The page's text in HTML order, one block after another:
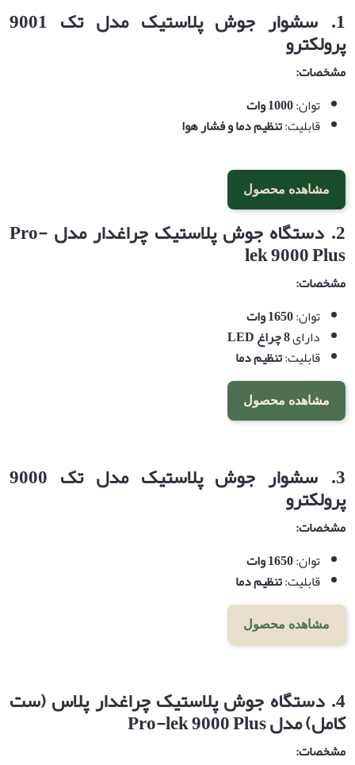
1. سشوار جوش پلاستیک مدل تک 9001
پرولکترو
مشخصات:
توان:1000وات
قابلیت:تنظیم دما و فشار هوا
مشاهده محصول
2. دستگاه جوش پلاستیک چراغدار مدلPro-
lek 9000 Plus
مشخصات:
توان:1650وات
دارای8چراغ
قابلیت:تنظیم دما
مشاهده محصول
3. سشوار جوش پلاستیک مدل تک 9000
پرولکترو
مشخصات:
توان:1650وات
قابلیت:تنظیم دما
مشاهده محصول
4. دستگاه جوش پلاستیک چراغدار پلاس (ست
کامل) مدل
مشخصات: